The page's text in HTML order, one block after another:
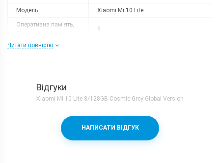
Модель Xiaomi Mi 10 Lite
Оперативна пам'ять,
8
Роздільна здатність
Процесор
Qualcomm Snapdragon 765 + Adreno
620
Читати повністю
Відгуки
Xiaomi Mi 10 Lite 8/128GB Cosmic Grey Global Version
НАПИСАТИ ВІДГУК